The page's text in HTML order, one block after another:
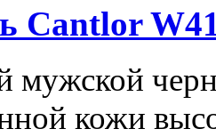
Cantlor
мужской
кожи